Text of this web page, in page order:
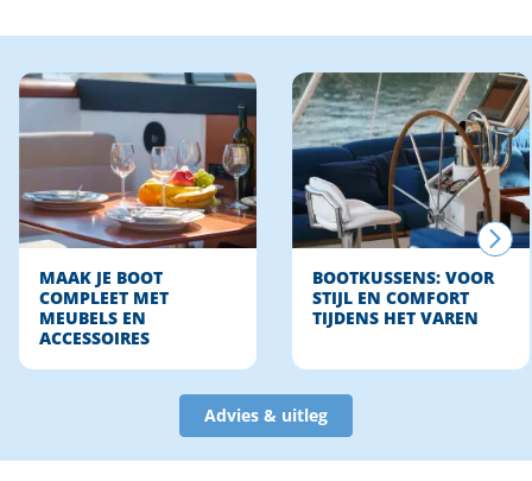
MAAK JE BOOT
COMPLEET MET
MEUBELS EN
ACCESSOIRES
BOOTKUSSENS: VOOR
STIJL EN COMFORT
TIJDENS HET VAREN
Advies & uitleg